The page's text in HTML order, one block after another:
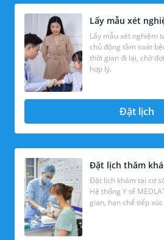
Lấy mẫu xét
Lấy mẫu xét nghiệm
chủ động tầm soát
thời gian đi lại, chờ đợi kết quả với mức chi phí
hợp lý.
Đặt lịch
Đặt lịch thăm
Đặt lịch khám tại cơ
Hệ thống Y tế
gian,